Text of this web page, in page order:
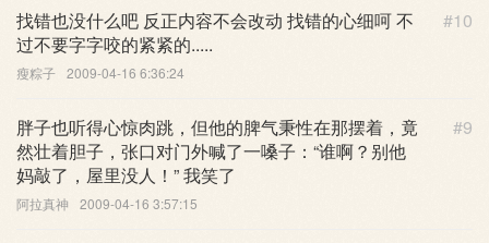
#10
找错也没什么吧 反正内容不会改动 找错的心细呵 不
过不要字字咬的紧紧的.....
瘦粽子 2009-04-16 6:36:24
#9
胖子也听得心惊肉跳，但他的脾气秉性在那摆着，竟
然壮着胆子，张口对门外喊了一嗓子：“谁啊？别他
妈敲了，屋里没人！” 我笑了
阿拉真神 2009-04-16 3:57:15